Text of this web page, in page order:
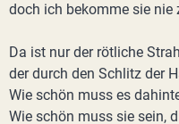
doch ich bekomme sie nie
Da ist nur der rötliche
der durch den Schlitz der
Wie schön muss es
Wie schön muss sie sein,